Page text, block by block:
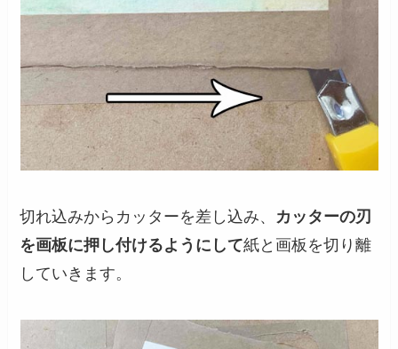
切れ込みからカッターを差し込み、 カッターの刃
を画板に押し付けるようにして紙と画板を切り離
していきます。